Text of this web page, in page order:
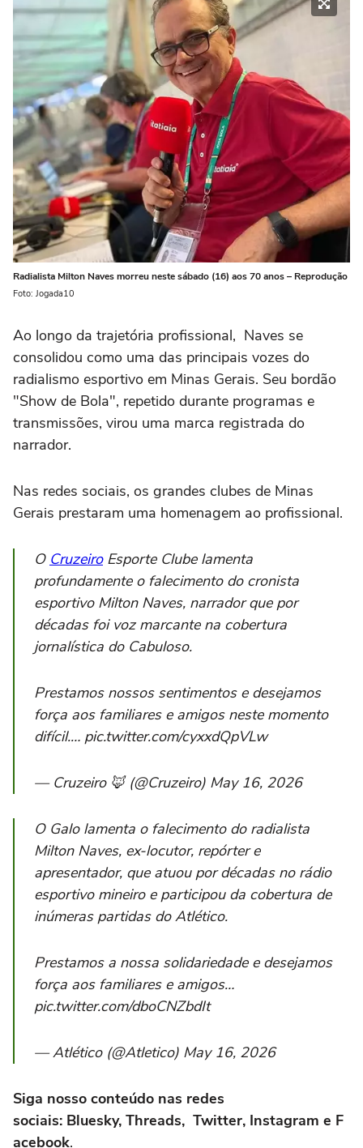
Radialista Milton Naves morreu neste sábado (16) aos 70 anos – Reprodução
Foto: Jogada10
Ao longo da trajetória profissional, Naves se
consolidou como uma das principais vozes do
radialismo esportivo em Minas Gerais. Seu bordão
"Show de Bola", repetido durante programas e
transmissões, virou uma marca registrada do
narrador.
Nas redes sociais, os grandes clubes de Minas
Gerais prestaram uma homenagem ao profissional.
O CruzeiroEsporte Clube lamenta
profundamente o falecimento do cronista
esportivo Milton Naves, narrador que por
décadas foi voz marcante na cobertura
jornalística do Cabuloso.
Prestamos nossos sentimentos e desejamos
força aos familiares e amigos neste momento
difícil.… pic.twitter.com/cyxxdQpVLw
— Cruzeiro 🦊 (@Cruzeiro) May 16, 2026
O Galo lamenta o falecimento do radialista
Milton Naves, ex-locutor, repórter e
apresentador, que atuou por décadas no rádio
esportivo mineiro e participou da cobertura de
inúmeras partidas do Atlético.
Prestamos a nossa solidariedade e desejamos
força aos familiares e amigos…
pic.twitter.com/dboCNZbdIt
— Atlético (@Atletico) May 16, 2026
Siga nosso conteúdo nas redes
sociais: Bluesky, Threads, Twitter, Instagram e F
acebook.